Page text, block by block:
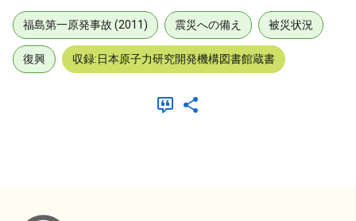
福島第一原発事故 (2011) 震災への備え 被災状況
復興 収録:日本原子力研究開発機構図書館蔵書